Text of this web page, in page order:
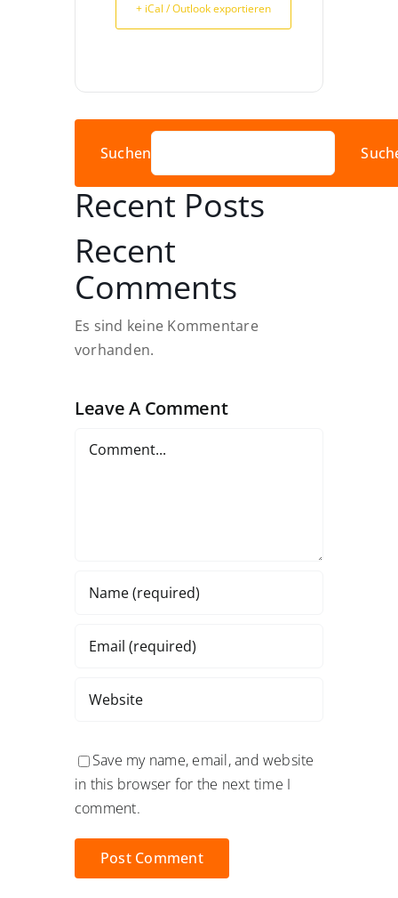
+ iCal / Outlook exportieren
Suchen
Recent Posts
Recent
Comments
Es sind keine Kommentare
vorhanden.
Leave A Comment
Save my name, email, and website
in this browser for the next time I
comment.